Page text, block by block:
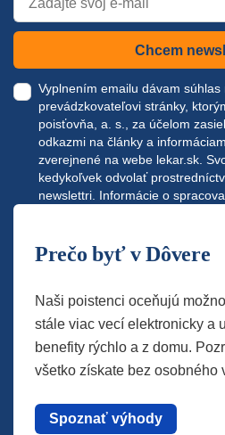
Chcem
Vyplnením emailu dávam
prevádzkovateľovi stránky,
poisťovňa, a. s., za účelom
odkazmi na články a
zverejnené na webe lekar.sk .
kedykoľvek odvolať
newslettri. Informácie o
Prečo byť v Dôvere
Naši poistenci oceňujú
stále viac vecí elektronicky a
benefity rýchlo a z domu.
všetko získate bez osobného
Spoznať výhody